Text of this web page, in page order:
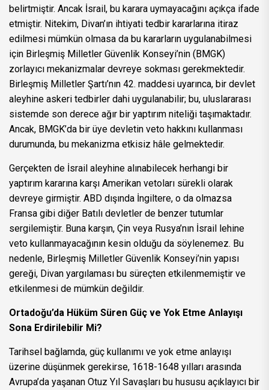
belirtmiştir. Ancak İsrail, bu karara uymayacağını açıkça ifade
etmiştir. Nitekim, Divan’ın ihtiyati tedbir kararlarına itiraz
edilmesi mümkün olmasa da bu kararların uygulanabilmesi
için Birleşmiş Milletler Güvenlik Konseyi’nin (BMGK)
zorlayıcı mekanizmalar devreye sokması gerekmektedir.
Birleşmiş Milletler Şartı’nın 42. maddesi uyarınca, bir devlet
aleyhine askeri tedbirler dahi uygulanabilir; bu, uluslararası
sistemde son derece ağır bir yaptırım niteliği taşımaktadır.
Ancak, BMGK’da bir üye devletin veto hakkını kullanması
durumunda, bu mekanizma etkisiz hâle gelmektedir.
Gerçekten de İsrail aleyhine alınabilecek herhangi bir
yaptırım kararına karşı Amerikan vetoları sürekli olarak
devreye girmiştir. ABD dışında İngiltere, o da olmazsa
Fransa gibi diğer Batılı devletler de benzer tutumlar
sergilemiştir. Buna karşın, Çin veya Rusya’nın İsrail lehine
veto kullanmayacağının kesin olduğu da söylenemez. Bu
nedenle, Birleşmiş Milletler Güvenlik Konseyi’nin yapısı
gereği, Divan yargılaması bu süreçten etkilenmemiştir ve
etkilenmesi de mümkün değildir.
Ortadoğu’da Hüküm Süren Güç ve Yok Etme Anlayışı
Sona Erdirilebilir Mi?
Tarihsel bağlamda, güç kullanımı ve yok etme anlayışı
üzerine düşünmek gerekirse, 1618-1648 yılları arasında
Avrupa’da yaşanan Otuz Yıl Savaşları bu hususu açıklayıcı bir